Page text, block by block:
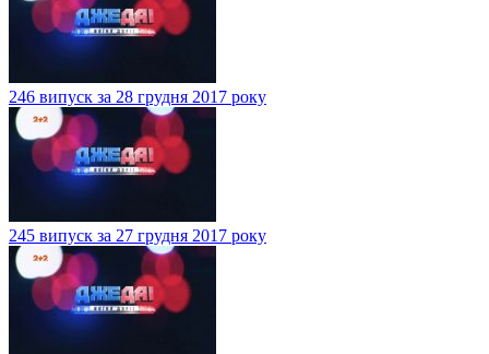
246 випуск за 28 грудня 2017 року
245 випуск за 27 грудня 2017 року